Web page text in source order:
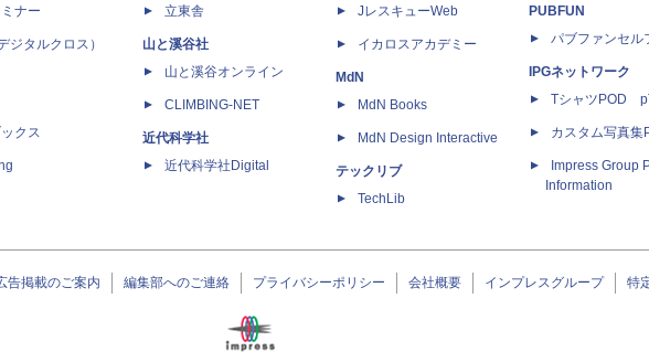
ナー
ジタルクロス）
クス
立東舎
山と溪谷社
山と溪谷オンライン
CLIMBING-NET
近代科学社
近代科学社Digital
JレスキューWeb
イカロスアカデミー
MdN
MdN Books
MdN Design Interactive
テックリブ
TechLib
PUBFUN
パブファンセル
IPGネットワーク
TシャツPOD
カスタム写真
Impress Group
Information
告掲載のご案内 編集部へのご連絡 プライバシーポリシー 会社概要 インプレスグループ 特